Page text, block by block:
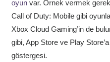
oyunvar. Örnek vermek
Call of Duty: Mobile gibi
Xbox Cloud Gaming’in de
gibi, App Store ve Play
göstergesi.